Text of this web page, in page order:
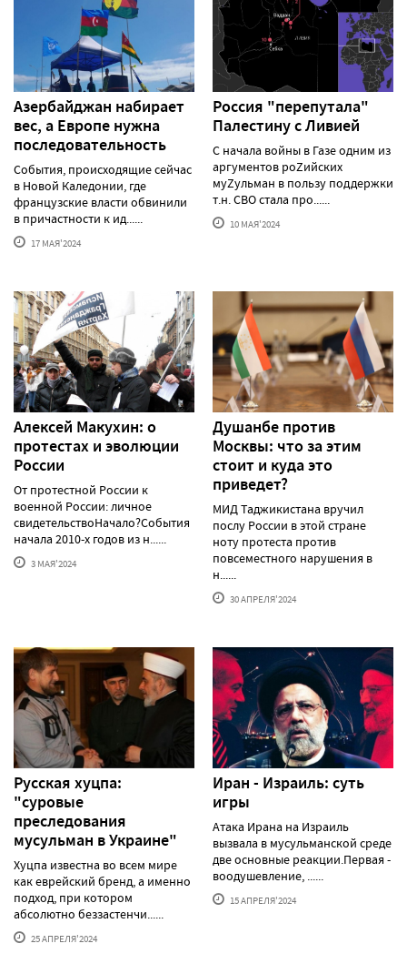
Азербайджан набирает
вес, а Европе нужна
последовательность
События, происходящие сейчас
в Новой Каледонии, где
французские власти обвинили
в причастности к ид......
17 МАЯ'2024
Россия "перепутала"
Палестину с Ливией
С начала войны в Газе одним из
аргументов роZийских
муZульман в пользу поддержки
т.н. СВО стала про......
10 МАЯ'2024
Алексей Макуxин: о
протестаx и эволюции
России
От протестной России к
военной России: личное
свидетельствоНачало?События
начала 2010-х годов из н......
3 МАЯ'2024
Душанбе против
Москвы: что за этим
стоит и куда это
приведет?
МИД Таджикистана вручил
послу России в этой стране
ноту протеста против
повсеместного нарушения в
н......
30 АПРЕЛЯ'2024
Русская хуцпа:
"суровые
преследования
мусульман в Украине"
Хуцпа известна во всем мире
как еврейский бренд, а именно
подход, при котором
абсолютно беззастенчи......
25 АПРЕЛЯ'2024
Иран - Израиль: суть
игры
Атака Ирана на Израиль
вызвала в мусульманской среде
две основные реакции.Первая -
воодушевление, ......
15 АПРЕЛЯ'2024